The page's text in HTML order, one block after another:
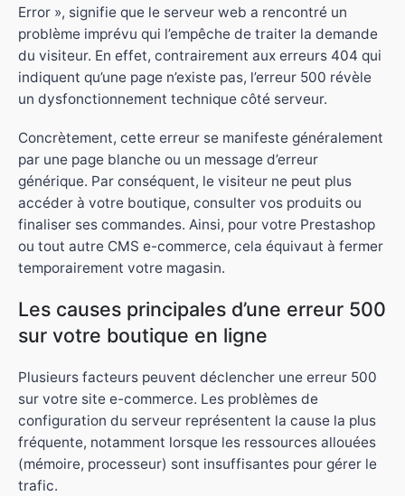
Error », signifie que le serveur web a rencontré un
problème imprévu qui l’empêche de traiter la demande
du visiteur. En effet, contrairement aux erreurs 404 qui
indiquent qu’une page n’existe pas, l’erreur 500 révèle
un dysfonctionnement technique côté serveur.
Concrètement, cette erreur se manifeste généralement
par une page blanche ou un message d’erreur
générique. Par conséquent, le visiteur ne peut plus
accéder à votre boutique, consulter vos produits ou
finaliser ses commandes. Ainsi, pour votre Prestashop
ou tout autre CMS e-commerce, cela équivaut à fermer
temporairement votre magasin.
Les causes principales d’une erreur 500
sur votre boutique en ligne
Plusieurs facteurs peuvent déclencher une erreur 500
sur votre site e-commerce. Les problèmes de
configuration du serveur représentent la cause la plus
fréquente, notamment lorsque les ressources allouées
(mémoire, processeur) sont insuffisantes pour gérer le
trafic.